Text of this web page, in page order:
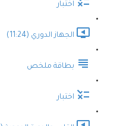
اختبار
الجهاز الدوري (11:24)
بطاقة ملخص
اختبار